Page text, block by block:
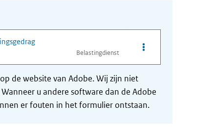
Belastingdienst
Opties van bestand
de website van Adobe. Wij zijn niet
u andere software dan de Adobe
er fouten in het formulier ontstaan.